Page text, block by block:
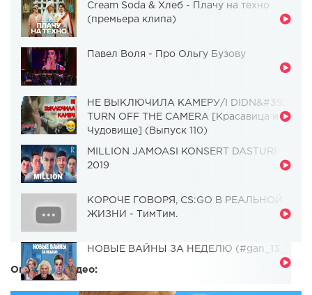
Cream Soda & Хлеб - Плачу на техно
(премьера клипа)
Павел Воля - Про Ольгу Бузову
НЕ ВЫКЛЮЧИЛА КАМЕРУ/I DIDN&#39;T
TURN OFF THE CAMERA [Красавица и
Чудовище] (Выпуск 110)
MILLION JAMOASI KONSERT DASTURI
2019
КОРОЧЕ ГОВОРЯ, CS:GO В РЕАЛЬНОЙ
ЖИЗНИ - ТимТим.
НОВЫЕ ВАЙНЫ ЗА НЕДЕЛЮ (#gan_13_)
Описание видео: